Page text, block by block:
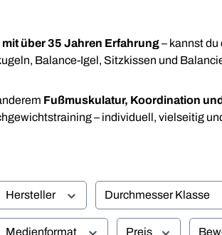
über 35 Jahren Erfahrung– kannst du
Balance-Igel, Sitzkissen und
Fußmuskulatur, Koordination
– individuell, vielseitig
Hersteller Durchmesser Klasse
Medienformat Preis